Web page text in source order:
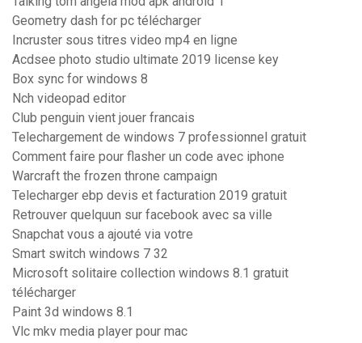
Geometry dash for pc télécharger
Incruster sous titres video mp4 en ligne
Acdsee photo studio ultimate 2019 license key
Box sync for windows 8
Nch videopad editor
Club penguin vient jouer francais
Telechargement de windows 7 professionnel gratuit
Comment faire pour flasher un code avec iphone
Warcraft the frozen throne campaign
Telecharger ebp devis et facturation 2019 gratuit
Retrouver quelquun sur facebook avec sa ville
Snapchat vous a ajouté via votre
Smart switch windows 7 32
Microsoft solitaire collection windows 8.1 gratuit
télécharger
Paint 3d windows 8.1
Vlc mkv media player pour mac